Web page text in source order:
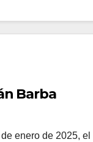
Barba
enero de 2025, el